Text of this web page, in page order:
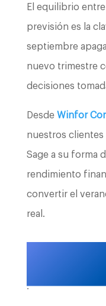
El equilibrio
previsión es la
septiembre
nuevo trimestre
decisiones
Desde Winfor
nuestros
Sage a su forma
rendimiento
convertir el
real.
.